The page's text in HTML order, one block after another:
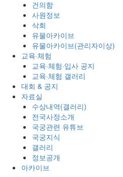
건의함
사원정보
삭회
유물아카이브
유물아카이브(관리자이상)
교육·체험
교육·체험·입사 공지
교육·체험 갤러리
대회 & 공지
자료실
수상내역(갤러리)
전국사정소개
국궁관련 유튜브
국궁지식
갤러리
정보공개
아카이브